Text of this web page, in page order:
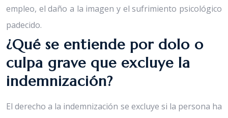
empleo, el daño a la imagen y el sufrimiento psicológico
padecido.
¿Qué se entiende por dolo o
culpa grave que excluye la
indemnización?
El derecho a la indemnización se excluye si la persona ha